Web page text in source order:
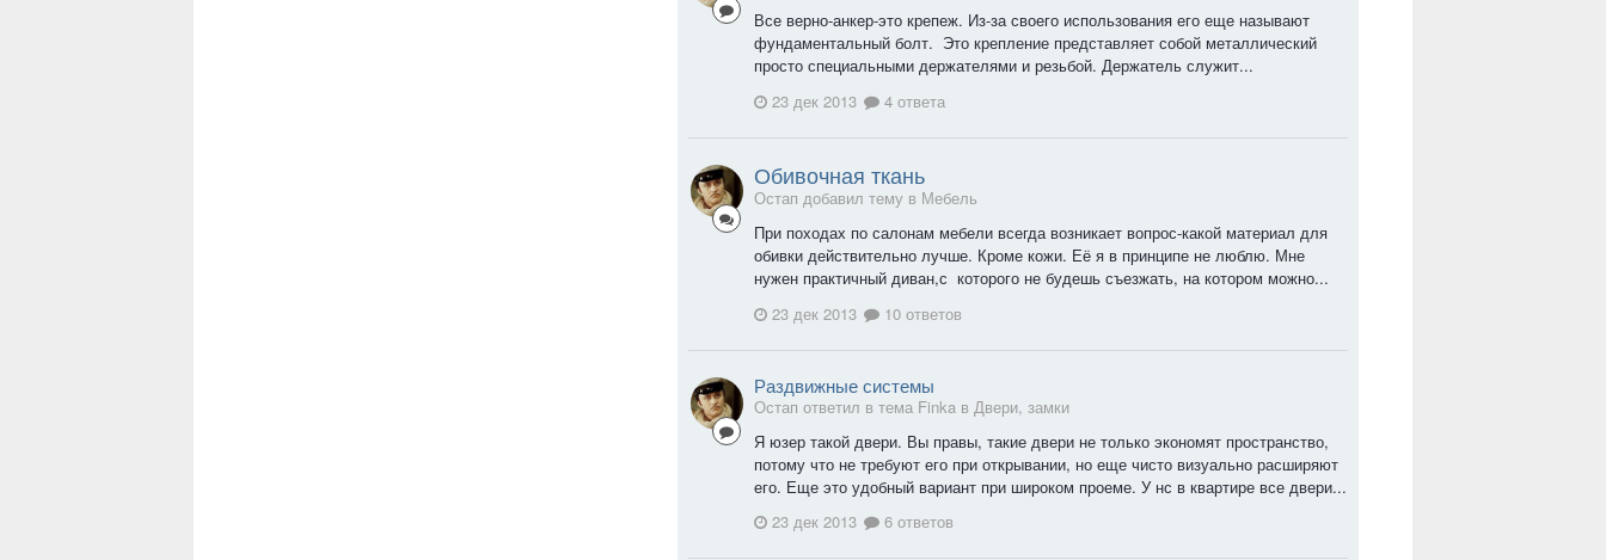
Все верно-анкер-это крепеж. Из-за своего использования его еще называют
фундаментальный болт. Это крепление представляет собой металлический
просто специальными держателями и резьбой. Держатель служит...
23 дек 2013
4 ответа
Обивочная ткань
Остап добавил тему в Мебель
При походах по салонам мебели всегда возникает вопрос-какой материал для
обивки действительно лучше. Кроме кожи. Её я в принципе не люблю. Мне
нужен практичный диван,с которого не будешь съезжать, на котором можно...
23 дек 2013
10 ответов
Раздвижные системы
Остап ответил в тема Finka в Двери, замки
Я юзер такой двери. Вы правы, такие двери не только экономят пространство,
потому что не требуют его при открывании, но еще чисто визуально расширяют
его. Еще это удобный вариант при широком проеме. У нс в квартире все двери...
23 дек 2013
6 ответов